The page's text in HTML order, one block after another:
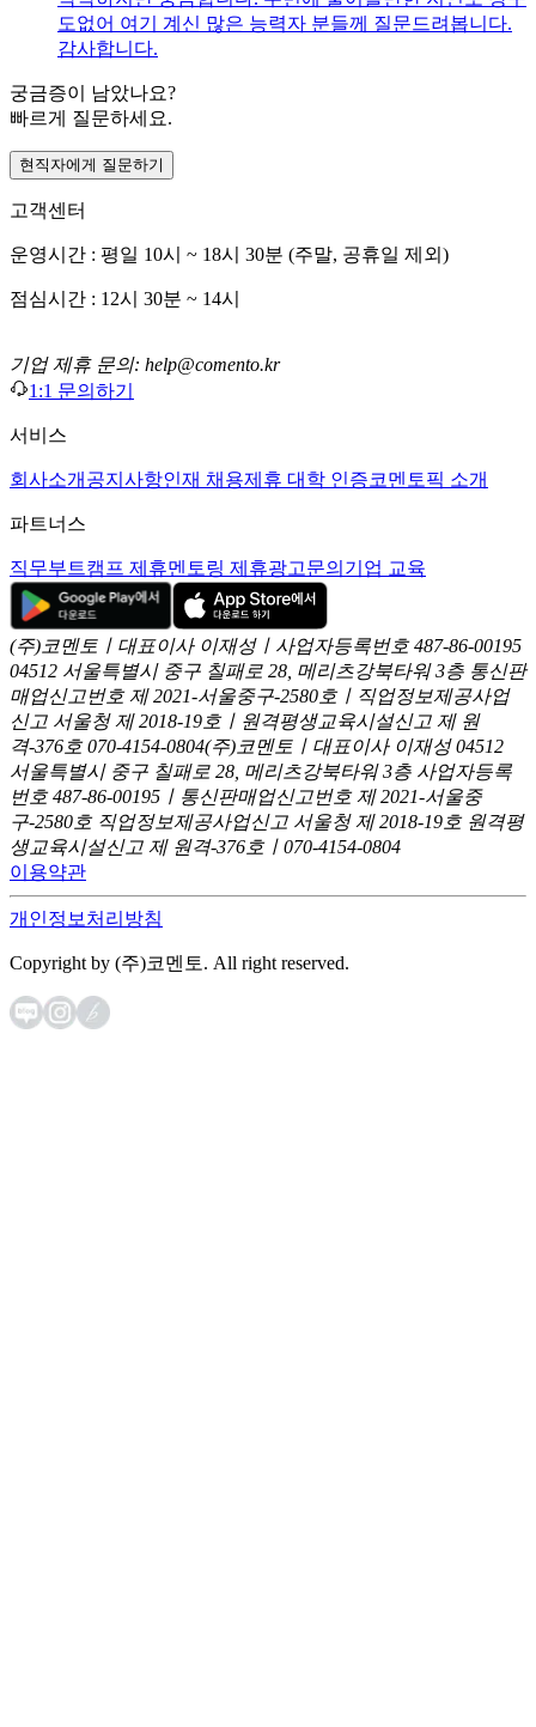
도없어 여기 계신 많은 능력자 분들께 질문드려봅니다.
감사합니다.
궁금증이 남았나요?
빠르게 질문하세요.
현직자에게 질문하기
고객센터
운영시간 : 평일 10시 ~ 18시 30분 (주말, 공휴일 제외)
점심시간 : 12시 30분 ~ 14시
기업 제휴 문의: help@comento.kr
1:1 문의하기
서비스
회사소개 공지사항인재 채용제휴 대학 인증코멘토픽 소개
파트너스
직무부트캠프 제휴멘토링 제휴광고문의 기업 교육
(주)코멘토ㅣ대표이사 이재성ㅣ사업자등록번호 487-86-00195
04512 서울특별시 중구 칠패로 28, 메리츠강북타워 3층 통신판
매업신고번호 제 2021-서울중구-2580호ㅣ직업정보제공사업
신고 서울청 제 2018-19호ㅣ원격평생교육시설신고 제 원
격-376호 070-4154-0804(주)코멘토ㅣ대표이사 이재성 04512
서울특별시 중구 칠패로 28, 메리츠강북타워 3층 사업자등록
번호 487-86-00195ㅣ통신판매업신고번호 제 2021-서울중
구-2580호 직업정보제공사업신고 서울청 제 2018-19호 원격평
생교육시설신고 제 원격-376호ㅣ070-4154-0804
이용약관
개인정보처리방침
Copyright by (주)코멘토. All right reserved.